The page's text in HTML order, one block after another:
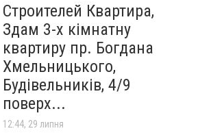
Строителей Квартира,
Здам 3-х кімнатну
квартиру пр. Богдана
Хмельницького,
Будівельників, 4/9
поверх...
12:44, 29 липня